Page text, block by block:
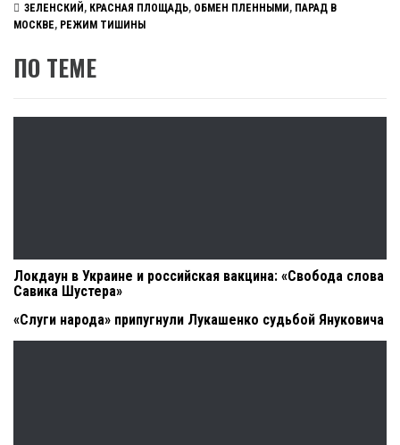
ЗЕЛЕНСКИЙ, КРАСНАЯ ПЛОЩАДЬ, ОБМЕН ПЛЕННЫМИ, ПАРАД В
МОСКВЕ, РЕЖИМ ТИШИНЫ
ПО ТЕМЕ
Локдаун в Украине и российская вакцина: «Свобода слова
Савика Шустера»
«Слуги народа» припугнули Лукашенко судьбой Януковича